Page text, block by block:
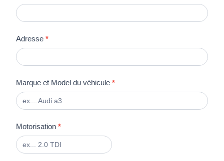
Adresse*
Marque et Model du véhicule*
Motorisation*
s
u
u
a
i
n
e